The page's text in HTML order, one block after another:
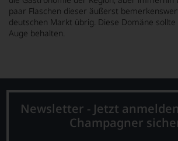
paar Flaschen dieser äußerst
deutschen Markt übrig. Diese Domäne
Auge behalten.
Newsletter - Jetzt
Champagner